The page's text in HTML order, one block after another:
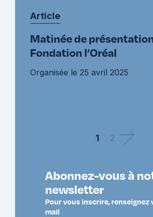
Article
Matinée de
Fondation l’Oréal
Organisée le 25 avril 2025
1 2
Abonnez-vous à
newsletter
Pour vous inscrire, renseignez
mail